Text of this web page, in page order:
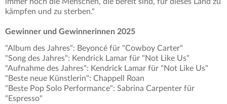
kämpfen und zu sterben."
Gewinner und Gewinnerinnen 2025
"Album des Jahres": Beyoncé für "Cowboy Carter"
"Song des Jahres": Kendrick Lamar für "Not Like Us"
"Aufnahme des Jahres": Kendrick Lamar für "Not Like Us"
"Beste neue Künstlerin": Chappell Roan
"Beste Pop Solo Performance": Sabrina Carpenter für
"Espresso"